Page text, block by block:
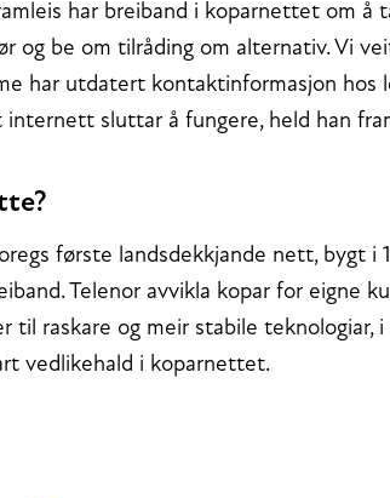
har breiband i koparnettet om å
og be om tilråding om alternativ. Vi
har utdatert kontaktinformasjon hos
internett sluttar å fungere, held han
første landsdekkjande nett, bygt i
Telenor avvikla kopar for eigne
til raskare og meir stabile teknologiar,
vedlikehald i koparnettet.